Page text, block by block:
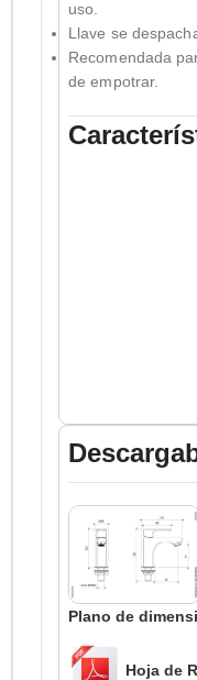
uso.
Llave se
Recomendada
de empotrar.
Plano de
Hoja de